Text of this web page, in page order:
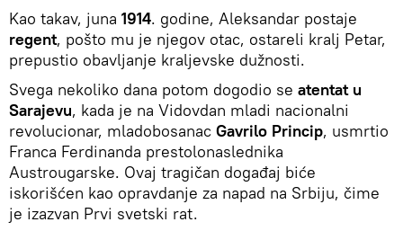
Kao takav, juna 1914. godine, Aleksandar postaje
regent, pošto mu je njegov otac, ostareli kralj Petar,
prepustio obavljanje kraljevske dužnosti.
Svega nekoliko dana potom dogodio se atentat u
Sarajevu, kada je na Vidovdan mladi nacionalni
revolucionar, mladobosanac Gavrilo Princip, usmrtio
Franca Ferdinanda prestolonaslednika
Austrougarske. Ovaj tragičan događaj biće
iskorišćen kao opravdanje za napad na Srbiju, čime
je izazvan Prvi svetski rat.